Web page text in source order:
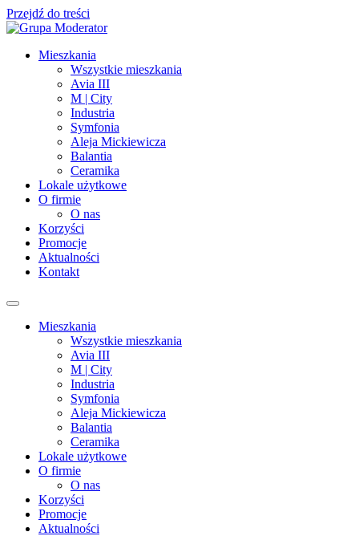
Przejdź do treści
Mieszkania
Wszystkie mieszkania
Avia III
M | City
Industria
Symfonia
Aleja Mickiewicza
Balantia
Ceramika
Lokale użytkowe
O firmie
O nas
Korzyści
Promocje
Aktualności
Kontakt
Mieszkania
Wszystkie mieszkania
Avia III
M | City
Industria
Symfonia
Aleja Mickiewicza
Balantia
Ceramika
Lokale użytkowe
O firmie
O nas
Korzyści
Promocje
Aktualności